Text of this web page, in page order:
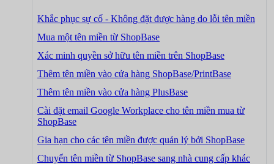
Khắc phục sự cố - Không đặt được hàng do lỗi tên miền
Mua một tên miền từ ShopBase
Xác minh quyền sở hữu tên miền trên ShopBase
Thêm tên miền vào cửa hàng ShopBase/PrintBase
Thêm tên miền vào cửa hàng PlusBase
Cài đặt email Google Workplace cho tên miền mua từ
ShopBase
Gia hạn cho các tên miền được quản lý bởi ShopBase
Chuyển tên miền từ ShopBase sang nhà cung cấp khác